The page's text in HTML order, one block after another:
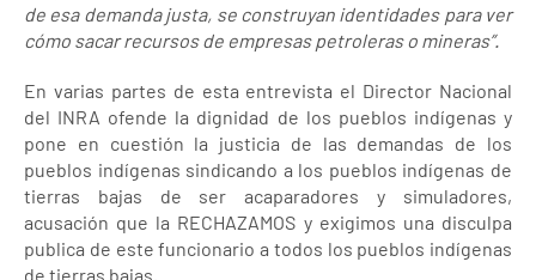
de esa demanda justa, se construyan identidades para ver
cómo sacar recursos de empresas petroleras o mineras”.
En varias partes de esta entrevista el Director Nacional
del INRA ofende la dignidad de los pueblos indígenas y
pone en cuestión la justicia de las demandas de los
pueblos indígenas sindicando a los pueblos indígenas de
tierras bajas de ser acaparadores y simuladores,
acusación que la RECHAZAMOS y exigimos una disculpa
publica de este funcionario a todos los pueblos indígenas
de tierras bajas.